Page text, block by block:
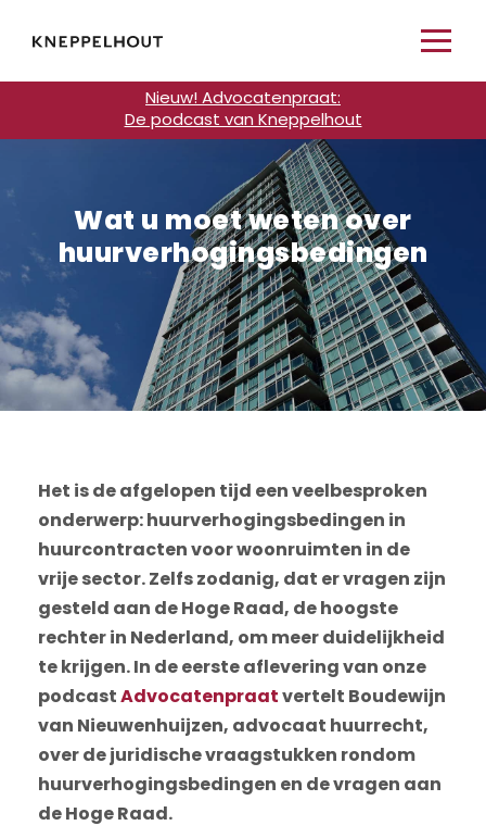
Nieuw! Advocatenpraat:
De podcast van Kneppelhout
Wat u moet weten over
huurverhogingsbedingen
Het is de afgelopen tijd een veelbesproken
onderwerp: huurverhogingsbedingen in
huurcontracten voor woonruimten in de
vrije sector. Zelfs zodanig, dat er vragen zijn
gesteld aan de Hoge Raad, de hoogste
rechter in Nederland, om meer duidelijkheid
te krijgen. In de eerste aflevering van onze
podcastAdvocatenpraatvertelt Boudewijn
van Nieuwenhuijzen, advocaat huurrecht,
over de juridische vraagstukken rondom
huurverhogingsbedingen en de vragen aan
de Hoge Raad.